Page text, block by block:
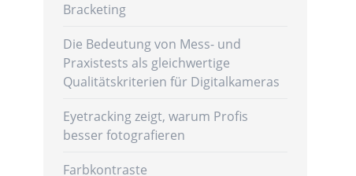
Bracketing
Die Bedeutung von Mess- und
Praxistests als gleichwertige
Qualitätskriterien für Digitalkameras
Eyetracking zeigt, warum Profis
besser fotografieren
Farbkontraste